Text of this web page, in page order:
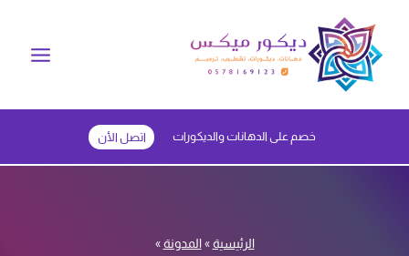
المحتوى
خصم على الدهانات والديكورات اتصل الأن
الرئيسية»المدونة»